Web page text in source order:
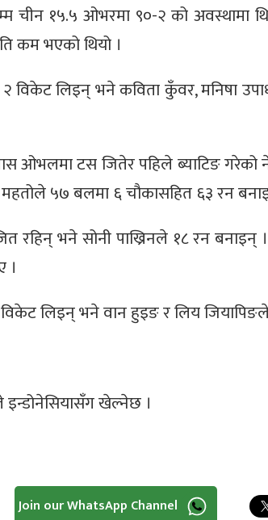
१५.५ ओभरमा ९०-२ को अवस्थामा
कम भएको थियो ।
२ विकेट लिइन् भने कविता कुँवर, मनिषा
ओभलमा टस जितेर पहिले ब्याटिङ
५७ बलमा ६ चौकासहित ६३ रन
रहिन् भने सोनी पाख्रिनले १८ रन
।
लिइन् भने वान हुइङ र लिय
इन्डोनेसियासँग खेल्नेछ ।
Join our WhatsApp Channel